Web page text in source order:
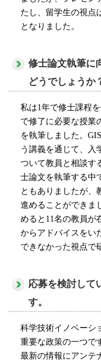
たし、留学生の視点
となりました。
修士論文執筆に
どうでしょうか
私は1年で修士課程
で修了に必要な授業
を執筆しました。
う講義を通じて、入
ついて教員と相談す
士論文を執筆する中
ともありましたが、
進めることができま
めると 11名の教員が
からアドバイスをい
できなかった視点で
応募を検討して
す。
科学技術イノベーシ
重要な政策の一つで
最新の情報にアンテ